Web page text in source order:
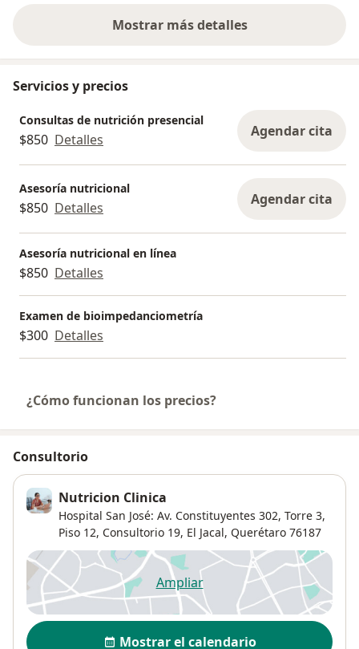
Mostrar más detalles
sobre la experiencia
Servicios y precios
Consultas de nutrición presencial
$850 Detalles Agendar cita
Asesoría nutricional
$850 Detalles Agendar cita
Asesoría nutricional en línea
$850 Detalles
Examen de bioimpedanciometría
$300 Detalles
¿Cómo funcionan los precios?
Consultorio
Nutricion Clinica
Hospital San José: Av. Constituyentes 302, Torre 3,
Piso 12, Consultorio 19, El Jacal, Querétaro 76187
Ampliarse abre en una nueva
Disponibilidad
Mostrar el calendario